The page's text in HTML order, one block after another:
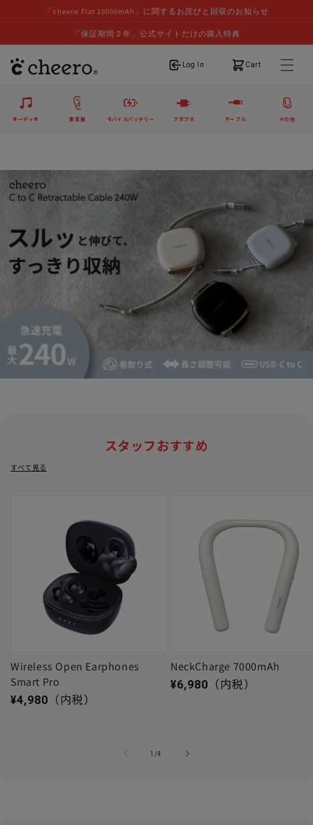
「cheero Flat 10000mAh」に関するお詫びと回収のお知らせ
「保証期間２年」公式サイトだけの購入特典
Log In
ログイン Cart
カート
オーディオ 集音器 モバイルバッテリー アダプタ ケーブル その他
スタッフおすすめ
すべて見る
Wireless Open Earphones
Smart Pro
通常価格
¥4,980 （内税）
NeckCharge 7000mAh
通常価格
¥6,980 （内税）
1 /
の4